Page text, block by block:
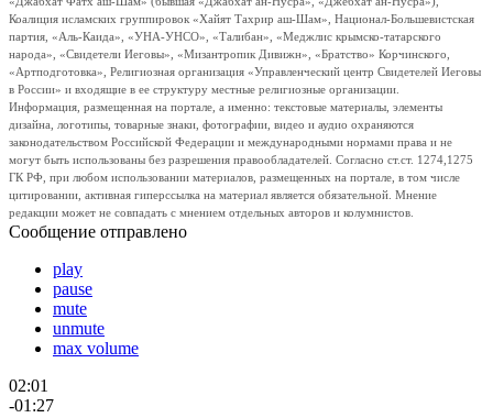
Коалиция исламских группировок «Хайят Тахрир аш-Шам», Национал-Большевистская
партия, «Аль-Каида», «УНА-УНСО», «Талибан», «Меджлис крымско-татарского
народа», «Свидетели Иеговы», «Мизантропик Дивижн», «Братство» Корчинского,
«Артподготовка», Религиозная организация «Управленческий центр Свидетелей Иеговы
в России» и входящие в ее структуру местные религиозные организации.
Информация, размещенная на портале, а именно: текстовые материалы, элементы
дизайна, логотипы, товарные знаки, фотографии, видео и аудио охраняются
законодательством Российской Федерации и международными нормами права и не
могут быть использованы без разрешения правообладателей. Согласно ст.ст. 1274,1275
ГК РФ, при любом использовании материалов, размещенных на портале, в том числе
цитировании, активная гиперссылка на материал является обязательной. Мнение
редакции может не совпадать с мнением отдельных авторов и колумнистов.
Сообщение отправлено
play
pause
mute
unmute
max volume
02:01
-01:27